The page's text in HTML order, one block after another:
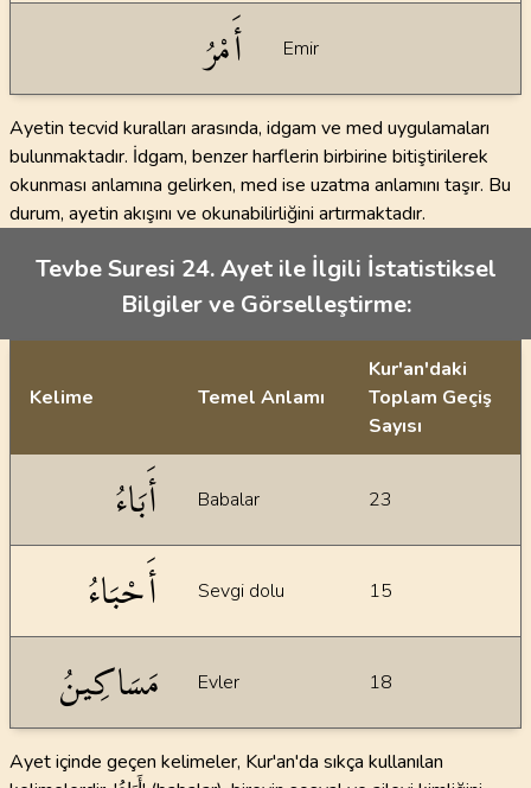
أَمْرُ Emir
Ayetin tecvid kuralları arasında, idgam ve med uygulamaları
bulunmaktadır. İdgam, benzer harflerin birbirine bitiştirilerek
okunması anlamına gelirken, med ise uzatma anlamını taşır. Bu
durum, ayetin akışını ve okunabilirliğini artırmaktadır.
Tevbe Suresi 24. Ayet ile İlgili İstatistiksel
Bilgiler ve Görselleştirme:
Kelime Temel Anlamı
Kur'an'daki
Toplam Geçiş
Sayısı
أَبَاءُ Babalar 23
أَحْبَاءُ Sevgi dolu 15
مَسَاكِينُ Evler 18
Ayet içinde geçen kelimeler, Kur'an'da sıkça kullanılan